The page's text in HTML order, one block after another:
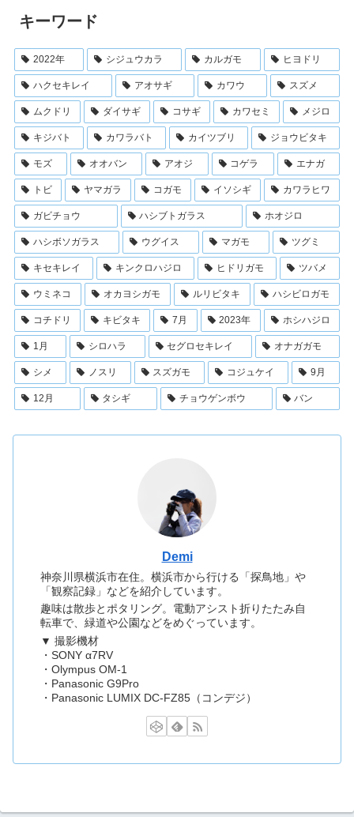
キーワード
2022年 シジュウカラ カルガモ ヒヨドリ
ハクセキレイ アオサギ カワウ スズメ
ムクドリ ダイサギ コサギ カワセミ メジロ
キジバト カワラバト カイツブリ ジョウビタキ
モズ オオバン アオジ コゲラ エナガ
トビ ヤマガラ コガモ イソシギ カワラヒワ
ガビチョウ ハシブトガラス ホオジロ
ハシボソガラス ウグイス マガモ ツグミ
キセキレイ キンクロハジロ ヒドリガモ ツバメ
ウミネコ オカヨシガモ ルリビタキ ハシビロガモ
コチドリ キビタキ 7月 2023年 ホシハジロ
1月 シロハラ セグロセキレイ オナガガモ
シメ ノスリ スズガモ コジュケイ 9月
12月 タシギ チョウゲンボウ バン
Demi
神奈川県横浜市在住。横浜市から行ける「探鳥地」や
「観察記録」などを紹介しています。
趣味は散歩とポタリング。電動アシスト折りたたみ自
転車で、緑道や公園などをめぐっています。
▼ 撮影機材
・SONY α7RV
・Olympus OM-1
・Panasonic G9Pro
・Panasonic LUMIX DC-FZ85（コンデジ）